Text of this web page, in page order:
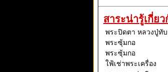
สาระน่ารู้เกี่ย
พระปิดตา หลวงปู่ทั
พระซุ้มกอ
พระซุ้มกอ
ใฟ้เช่าพระเครื่อง